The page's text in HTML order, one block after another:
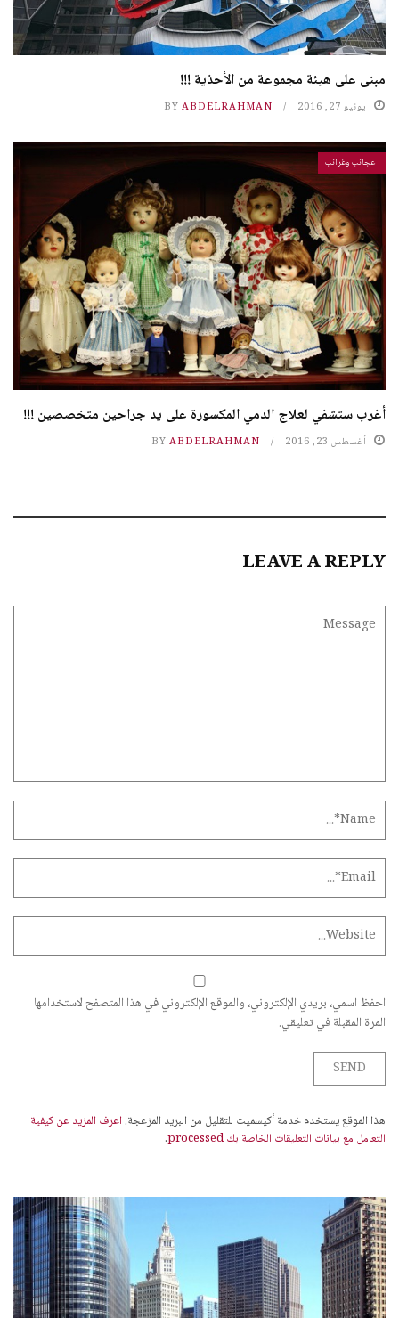
مبنى على هيئة مجموعة من الأحذية !!!
يونيو 27, 2016 BY ABDELRAHMAN
عجائب وغرائب
أغرب ستشفي لعلاج الدمي المكسورة على يد جراحين متخصصين !!!
أغسطس 23, 2016 BY ABDELRAHMAN
LEAVE A REPLY
احفظ اسمي، بريدي الإلكتروني، والموقع الإلكتروني في هذا المتصفح لاستخدامها
المرة المقبلة في تعليقي.
هذا الموقع يستخدم خدمة أكيسميت للتقليل من البريد المزعجة.اعرف المزيد عن كيفية
التعامل مع بيانات التعليقات الخاصة بك processed
.